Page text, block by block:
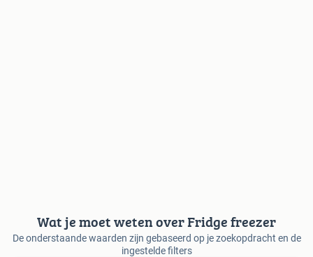
Wat je moet weten over Fridge freezer
De onderstaande waarden zijn gebaseerd op je zoekopdracht en de
ingestelde filters